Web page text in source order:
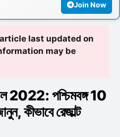
Join Now
last updated on
may be
2022: পশ্চিমবঙ্গ 10
কীভাবে রেজাল্ট